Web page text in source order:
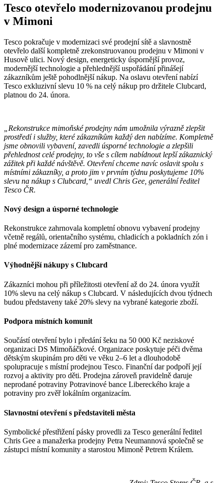
Tesco otevřelo modernizovanou prodejnu
v Mimoni
Tesco pokračuje v modernizaci své prodejní sítě a slavnostně
otevřelo další kompletně zrekonstruovanou prodejnu v Mimoni v
Husově ulici. Nový design, energeticky úspornější provoz,
modernější technologie a přehlednější uspořádání přinášejí
zákazníkům ještě pohodlnější nákup. Na oslavu otevření nabízí
Tesco exkluzivní slevu 10 % na celý nákup pro držitele Clubcard,
platnou do 24. února.
„Rekonstrukce mimoňské prodejny nám umožnila výrazně zlepšit
prostředí i služby, které zákazníkům každý den nabízíme. Kompletně
jsme obnovili vybavení, zavedli úsporné technologie a zlepšili
přehlednost celé prodejny, to vše s cílem nabídnout lepší zákaznický
zážitek při každé návštěvě. Otevření chceme navíc oslavit spolu s
místními zákazníky, a proto jim v prvním týdnu poskytujeme 10%
slevu na nákup s Clubcard,“ uvedl Chris Gee, generální ředitel
Tesco ČR.
Nový design a úsporné technologie
Rekonstrukce zahrnovala kompletní obnovu vybavení prodejny
včetně regálů, orientačního systému, chladicích a pokladních zón i
plné modernizace zázemí pro zaměstnance.
Výhodnější nákupy s Clubcard
Zákazníci mohou při příležitosti otevření až do 24. února využít
10% slevu na celý nákup s Clubcard. V následujících dvou týdnech
budou představeny také 20% slevy na vybrané kategorie zboží.
Podpora místních komunit
Součástí otevření bylo i předání šeku na 50 000 Kč neziskové
organizaci DS Mimoňáčkové. Organizace poskytuje péči dvěma
dětským skupinám pro děti ve věku 2–6 let a dlouhodobě
spolupracuje s místní prodejnou Tesco. Finanční dar podpoří její
rozvoj a aktivity pro děti. Prodejna zároveň pravidelně daruje
neprodané potraviny Potravinové bance Libereckého kraje a
potraviny pro zvěř lokálním organizacím.
Slavnostní otevření s představiteli města
Symbolické přestřižení pásky provedli za Tesco generální ředitel
Chris Gee a manažerka prodejny Petra Neumannová společně se
zástupci místní komunity a starostou Mimoně Petrem Králem.